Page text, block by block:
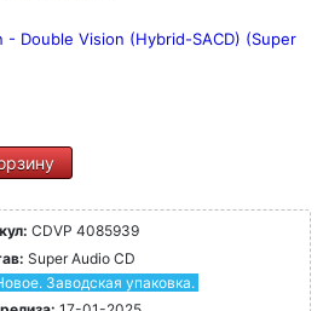
- Double Vision (Hybrid-SACD) (Super
CDVP 4085939
Super Audio CD
Заводская упаковка.